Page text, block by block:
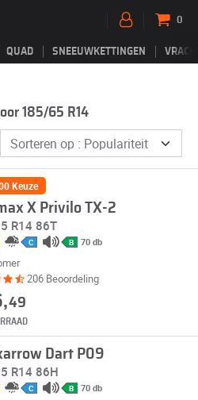
QUAD SNEEUWKETTINGEN
0
185/65 R14
Keuze
X Privilo TX-2
R14 86T
C B 70 db
206 Beoordeling
49
Dart P09
R14 86H
C B 70 db